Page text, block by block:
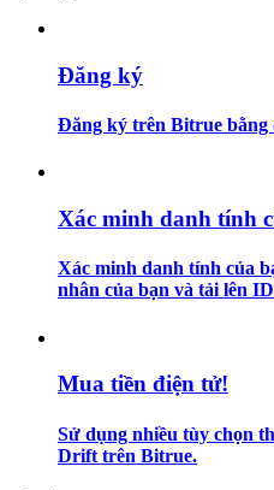
Hướng dẫn
Học cách duy trì lợi nhuận
Đăng ký
Đăng ký trên Bitrue bằng
Xác minh danh tính
Xác minh danh tính của
nhân của bạn và tải lên
Mua tiền điện tử!
Sử dụng nhiều tùy chọn
Drift trên Bitrue.